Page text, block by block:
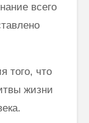
всего
того, что
жизни